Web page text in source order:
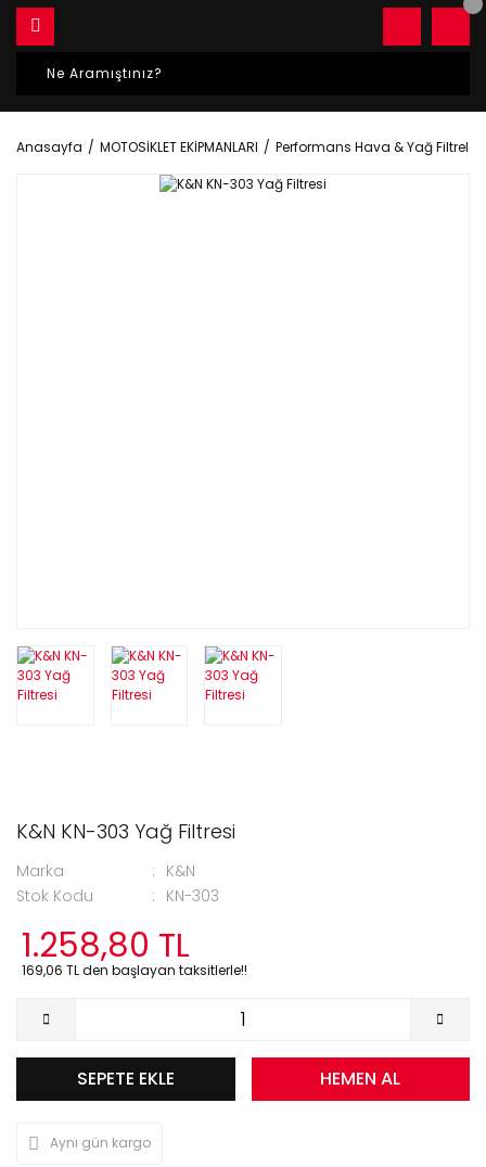
Anasayfa MOTOSİKLET EKİPMANLARI Performans Hava & Yağ Filtreleri
K&N KN-303 Yağ Filtresi
Marka
K&N
Stok Kodu
KN-303
1.258,80 TL
169,06 TL den başlayan taksitlerle!!
SEPETE EKLE HEMEN AL
Aynı gün kargo